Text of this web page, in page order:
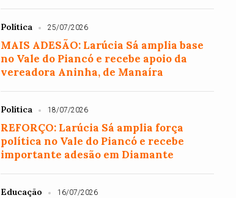
Política 25/07/2026
MAIS ADESÃO: Larúcia Sá amplia base
no Vale do Piancó e recebe apoio da
vereadora Aninha, de Manaíra
Política 18/07/2026
REFORÇO: Larúcia Sá amplia força
política no Vale do Piancó e recebe
importante adesão em Diamante
Educação 16/07/2026